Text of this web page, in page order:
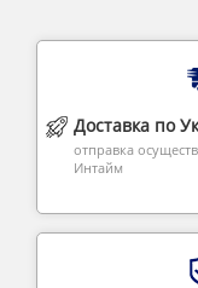
Доставка по
отправка
Интайм